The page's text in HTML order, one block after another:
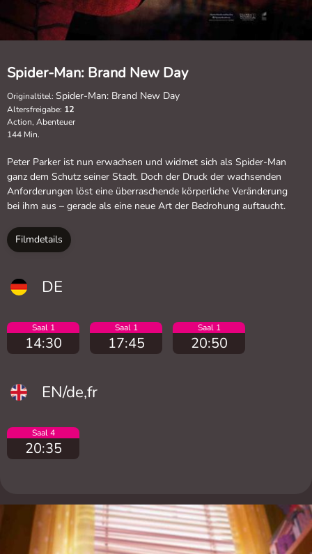
Spider-Man: Brand New Day
Originaltitel: Spider-Man: Brand New Day
Altersfreigabe: 12
Action, Abenteuer
144 Min.
Peter Parker ist nun erwachsen und widmet sich als Spider-Man
ganz dem Schutz seiner Stadt. Doch der Druck der wachsenden
Anforderungen löst eine überraschende körperliche Veränderung
bei ihm aus – gerade als eine neue Art der Bedrohung auftaucht.
Filmdetails
DE
Saal 1
14:30
Saal 1
17:45
Saal 1
20:50
EN/de,fr
Saal 4
20:35